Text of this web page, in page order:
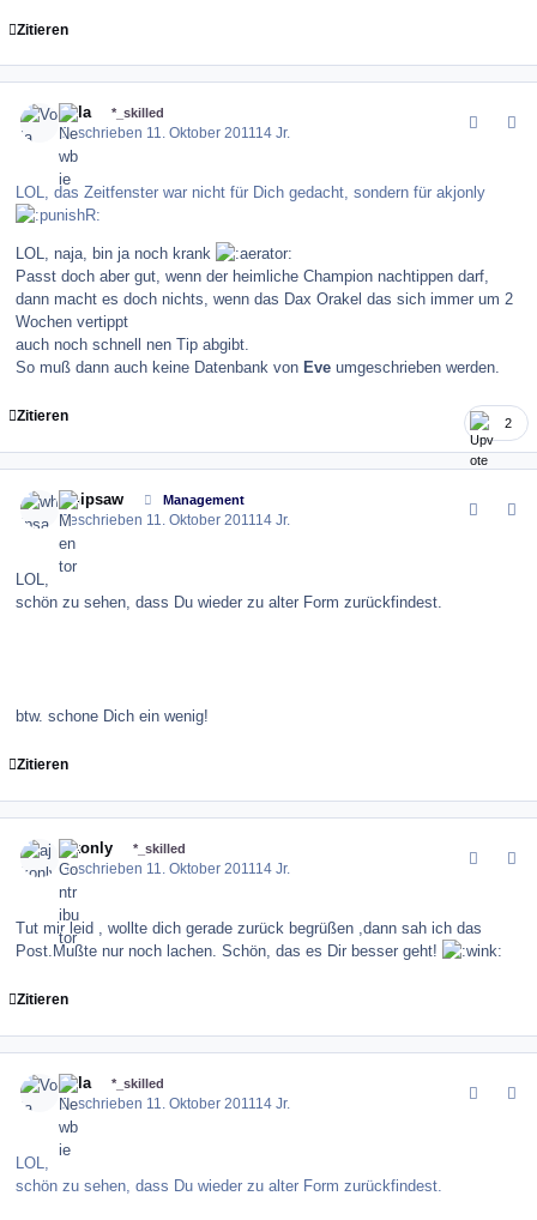
Zitieren
Vola *_skilled
Geschrieben 11. Oktober 2011 14 Jr.
LOL, das Zeitfenster war nicht für Dich gedacht, sondern für akjonly
LOL, naja, bin ja noch krank
Passt doch aber gut, wenn der heimliche Champion nachtippen darf,
dann macht es doch nichts, wenn das Dax Orakel das sich immer um 2
Wochen vertippt
auch noch schnell nen Tip abgibt.
So muß dann auch keine Datenbank von Eve umgeschrieben werden.
Zitieren 2
whipsaw Management
Geschrieben 11. Oktober 2011 14 Jr.
LOL,
schön zu sehen, dass Du wieder zu alter Form zurückfindest.
btw. schone Dich ein wenig!
Zitieren
ajkonly *_skilled
Geschrieben 11. Oktober 2011 14 Jr.
Tut mir leid , wollte dich gerade zurück begrüßen ,dann sah ich das
Post.Mußte nur noch lachen. Schön, das es Dir besser geht!
Zitieren
Vola *_skilled
Geschrieben 11. Oktober 2011 14 Jr.
LOL,
schön zu sehen, dass Du wieder zu alter Form zurückfindest.